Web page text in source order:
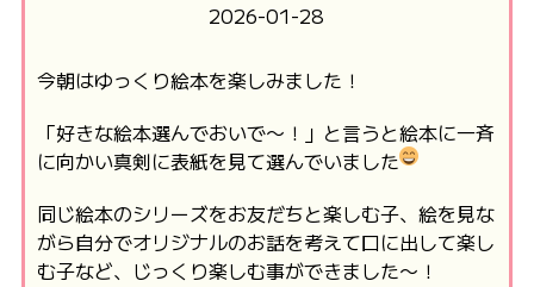
2026-01-28
今朝はゆっくり絵本を楽しみました！
「好きな絵本選んでおいで〜！」と言うと絵本に一斉
に向かい真剣に表紙を見て選んでいました
同じ絵本のシリーズをお友だちと楽しむ子、絵を見な
がら自分でオリジナルのお話を考えて口に出して楽し
む子など、じっくり楽しむ事ができました〜！